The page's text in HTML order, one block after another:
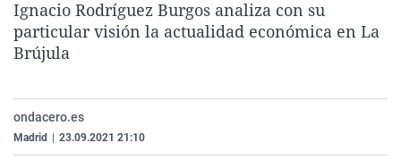
La rosa de los vientos
Caso
Extremadura
Virales
Ignacio Rodríguez Burgos analiza con su
particular visión la actualidad económica en La
Brújula
ondacero.es
Madrid 23.09.2021 21:10